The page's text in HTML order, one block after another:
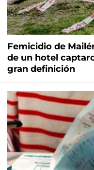
Femicidio de
de un hotel
gran definición